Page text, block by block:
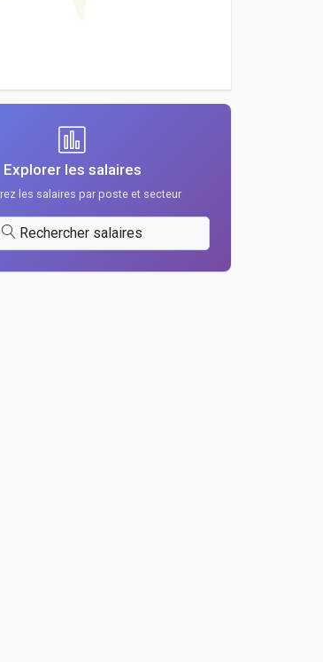
Explorer les salaires
les salaires par poste et secteur
Rechercher salaires